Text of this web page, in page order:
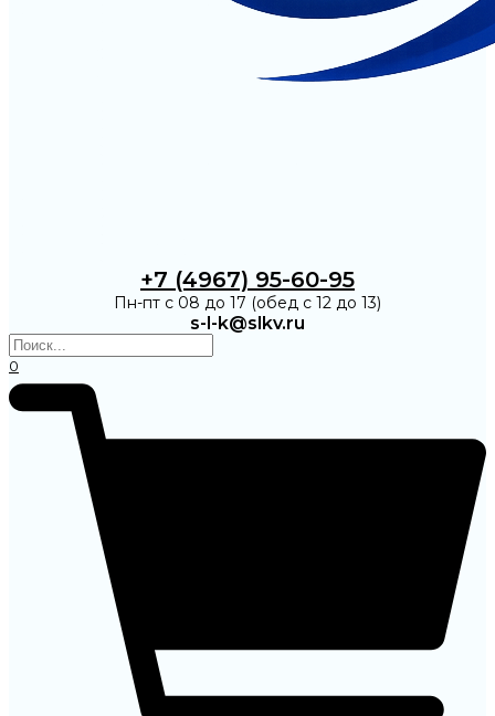
+7 (4967) 95-60-95
Пн-пт с 08 до 17 (обед с 12 до 13)
s-l-k@slkv.ru
0